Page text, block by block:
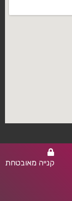
קנייה מאובטחת